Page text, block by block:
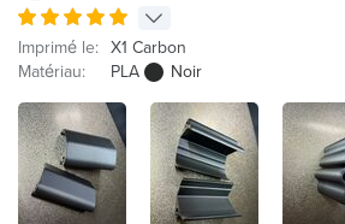
Imprimé le: X1 Carbon
Matériau:
PLA Noir